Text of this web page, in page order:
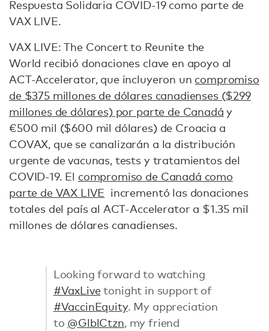
Respuesta Solidaria COVID-19 como parte de
VAX LIVE.
VAX LIVE: The Concert to Reunite the
World recibió donaciones clave en apoyo al
ACT-Accelerator, que incluyeron un compromiso
de $375 millones de dólares canadienses ($299
millones de dólares) por parte de Canadá y
€500 mil ($600 mil dólares) de Croacia a
COVAX, que se canalizarán a la distribución
urgente de vacunas, tests y tratamientos del
COVID-19. El compromiso de Canadá como
parte de VAX LIVE incrementó las donaciones
totales del país al ACT-Accelerator a $1.35 mil
millones de dólares canadienses.
Looking forward to watching
#VaxLivetonight in support of
#VaccinEquity. My appreciation
to @GlblCtzn, my friend